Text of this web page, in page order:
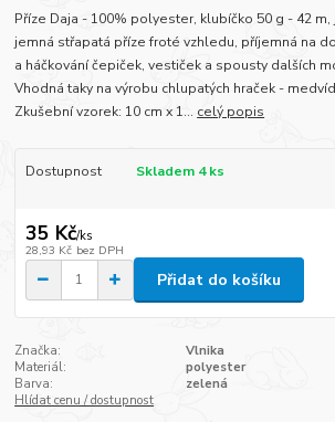
Příze Daja - 100% polyester, klubíčko 50 g - 42 m,
jemná střapatá příze froté vzhledu, příjemná na
a háčkování čepiček, vestiček a spousty dalších
Vhodná taky na výrobu chlupatých hraček -
Zkušební vzorek: 10 cm x 1... celý popis
Dostupnost Skladem 4 ks
35 Kč/ks
28,93 Kč bez DPH
Přidat do košíku
Značka:
Vlnika
Materiál:
polyester
Barva:
zelená
Hlídat cenu / dostupnost